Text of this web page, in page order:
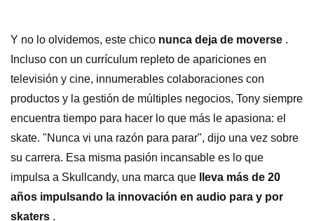
Y no lo olvidemos, este chico nunca deja de moverse .
Incluso con un currículum repleto de apariciones en
televisión y cine, innumerables colaboraciones con
productos y la gestión de múltiples negocios, Tony siempre
encuentra tiempo para hacer lo que más le apasiona: el
skate. "Nunca vi una razón para parar", dijo una vez sobre
su carrera. Esa misma pasión incansable es lo que
impulsa a Skullcandy, una marca que
lleva más de 20
años impulsando la innovación en audio para y por
skaters .